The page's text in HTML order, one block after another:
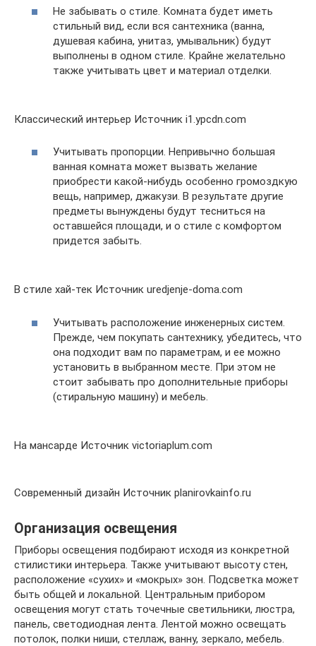
Не забывать о стиле. Комната будет иметь
стильный вид, если вся сантехника (ванна,
душевая кабина, унитаз, умывальник) будут
выполнены в одном стиле. Крайне желательно
также учитывать цвет и материал отделки.
Классический интерьер Источник i1.ypcdn.com
Учитывать пропорции. Непривычно большая
ванная комната может вызвать желание
приобрести какой-нибудь особенно громоздкую
вещь, например, джакузи. В результате другие
предметы вынуждены будут тесниться на
оставшейся площади, и о стиле с комфортом
придется забыть.
В стиле хай-тек Источник uredjenje-doma.com
Учитывать расположение инженерных систем.
Прежде, чем покупать сантехнику, убедитесь, что
она подходит вам по параметрам, и ее можно
установить в выбранном месте. При этом не
стоит забывать про дополнительные приборы
(стиральную машину) и мебель.
На мансарде Источник victoriaplum.com
Современный дизайн Источник planirovkainfo.ru
Организация освещения
Приборы освещения подбирают исходя из конкретной
стилистики интерьера. Также учитывают высоту стен,
расположение «сухих» и «мокрых» зон. Подсветка может
быть общей и локальной. Центральным прибором
освещения могут стать точечные светильники, люстра,
панель, светодиодная лента. Лентой можно освещать
потолок, полки ниши, стеллаж, ванну, зеркало, мебель.